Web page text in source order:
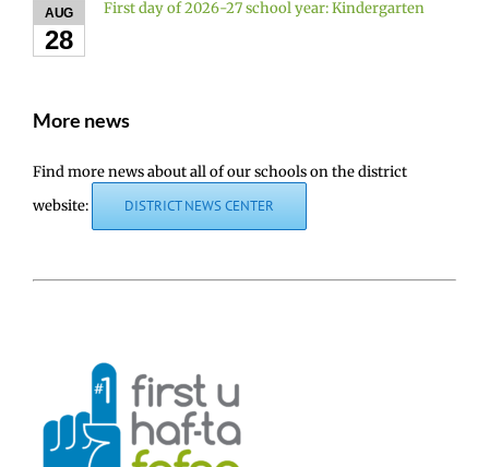
AUG
28
First day of 2026-27 school year: Kindergarten
More news
Find more news about all of our schools on the district
website:
DISTRICT NEWS CENTER